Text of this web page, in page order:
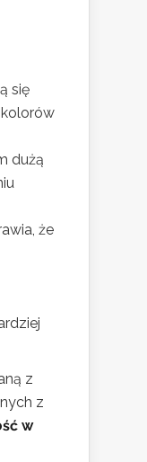
się
dużą
że
z
z
w